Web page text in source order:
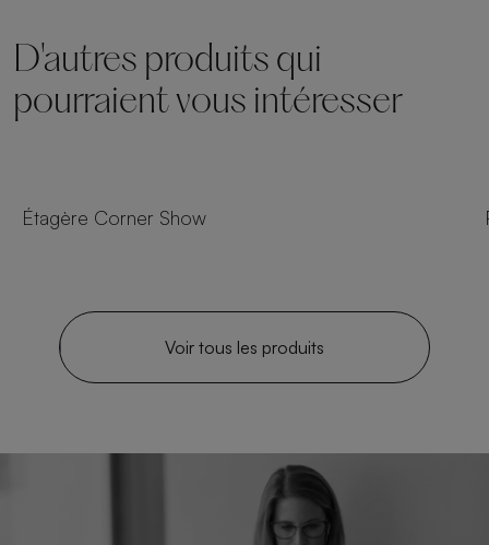
D'autres produits qui
pourraient vous intéresser
Étagère Corner Show
Voir tous les produits